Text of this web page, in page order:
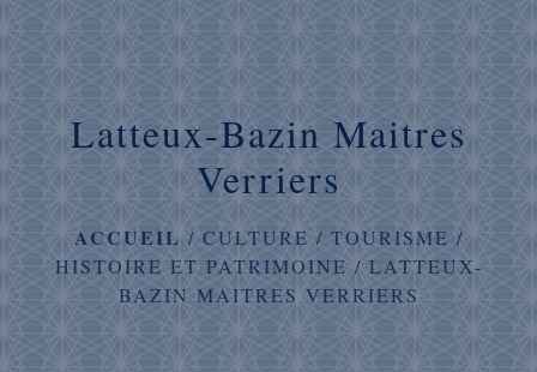
Latteux-Bazin Maitres
Verriers
ACCUEIL/CULTURE / TOURISME /
HISTOIRE ET PATRIMOINE/LATTEUX-
BAZIN MAITRES VERRIERS